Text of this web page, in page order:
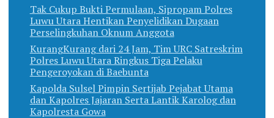
Tak Cukup Bukti Permulaan, Sipropam Polres
Luwu Utara Hentikan Penyelidikan Dugaan
Perselingkuhan Oknum Anggota
KurangKurang dari 24 Jam, Tim URC Satreskrim
Polres Luwu Utara Ringkus Tiga Pelaku
Pengeroyokan di Baebunta
Kapolda Sulsel Pimpin Sertijab Pejabat Utama
dan Kapolres Jajaran Serta Lantik Karolog dan
Kapolresta Gowa